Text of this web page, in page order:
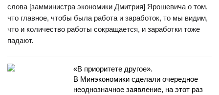
слова [замминистра экономики Дмитрия] Ярошевича о том,
что главное, чтобы была работа и заработок, то мы видим,
что и количество работы сокращается, и заработки тоже
падают.
«В приоритете другое».
В Минэкономики сделали очередное
неоднозначное заявление, на этот раз